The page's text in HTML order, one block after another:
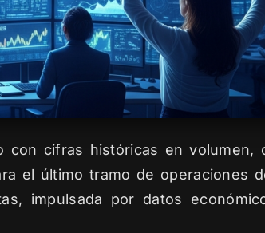
cifras históricas en volumen,
el último tramo de operaciones
impulsada por datos